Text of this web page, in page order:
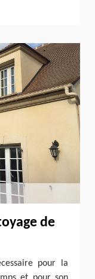
de
pour la